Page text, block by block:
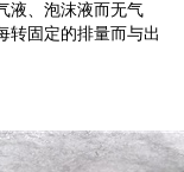
液、泡沫液而无气
转固定的排量而与出